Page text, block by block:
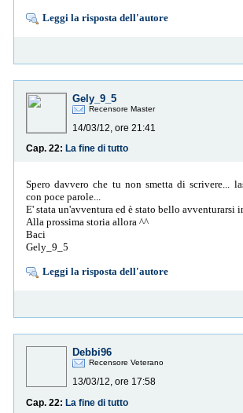
Leggi la risposta dell'autore
Gely_9_5
Recensore Master
14/03/12, ore 21:41
Cap. 22: La fine di tutto
Spero davvero che tu non smetta di scrivere...
con poce parole...
E' stata un'avventura ed è stato bello avventurarsi
Alla prossima storia allora ^^
Baci
Gely_9_5
Leggi la risposta dell'autore
Debbi96
Recensore Veterano
13/03/12, ore 17:58
Cap. 22: La fine di tutto